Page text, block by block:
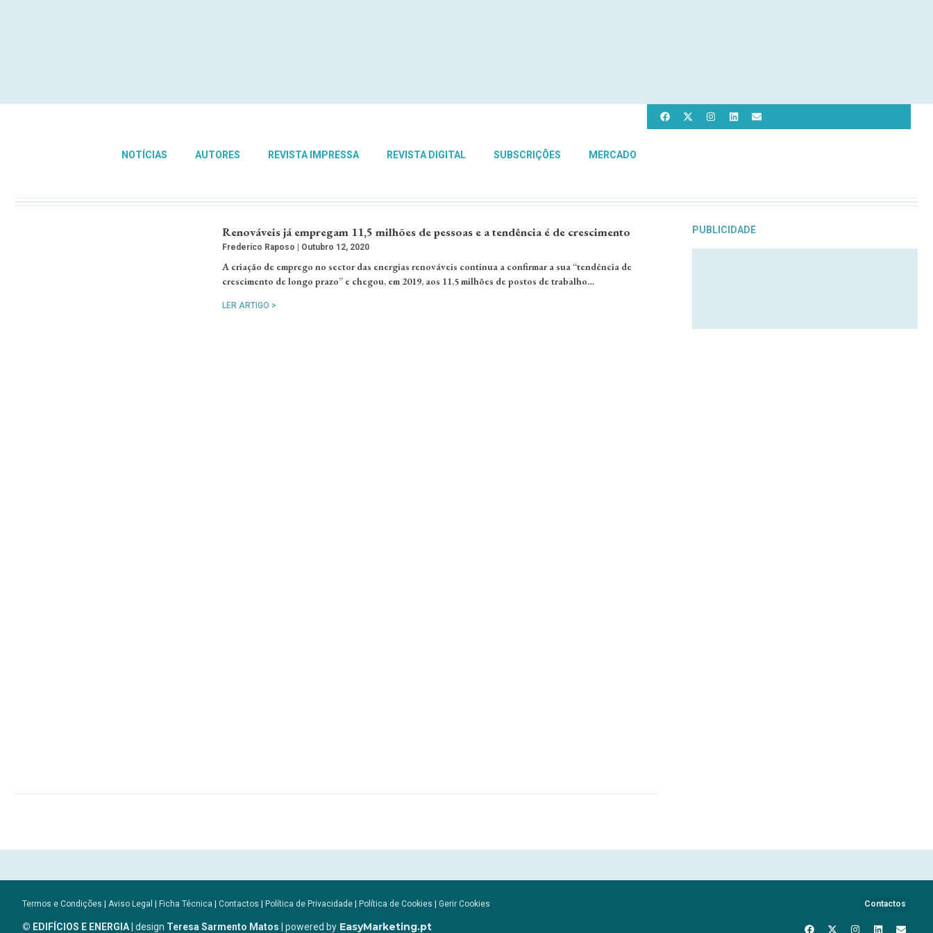
NOTÍCIAS AUTORES REVISTA IMPRESSA REVISTA DIGITAL SUBSCRIÇÕES MERCADO
Renováveis já empregam 11,5 milhões de pessoas e a tendência é de crescimento
Frederico Raposo Outubro 12, 2020
A criação de emprego no sector das energias renováveis continua a confirmar a sua “tendência de
crescimento de longo prazo” e chegou, em 2019, aos 11,5 milhões de postos de trabalho…
LER ARTIGO >
PUBLICIDADE
Termos e Condições | Aviso Legal | Ficha Técnica | Contactos | Política de Privacidade | Política de Cookies | Gerir Cookies
© EDIFÍCIOS E ENERGIA| design Teresa Sarmento Matos | powered by EasyMarketing.pt
Contactos